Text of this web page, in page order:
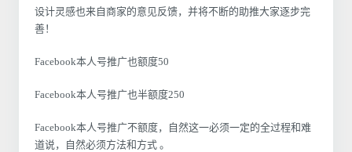
设计灵感也来自商家的意见反馈，并将不断的助推大家逐步完
善！
Facebook本人号推广也额度50
Facebook本人号推广也半额度250
Facebook本人号推广不额度，自然这一必须一定的全过程和难
道说，自然必须方法和方式 。